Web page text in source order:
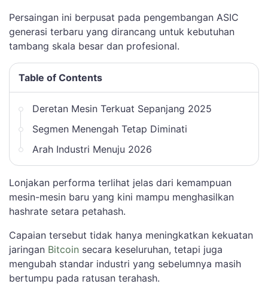
Persaingan ini berpusat pada pengembangan ASIC
generasi terbaru yang dirancang untuk kebutuhan
tambang skala besar dan profesional.
Table of Contents
Deretan Mesin Terkuat Sepanjang 2025
Segmen Menengah Tetap Diminati
Arah Industri Menuju 2026
Lonjakan performa terlihat jelas dari kemampuan
mesin-mesin baru yang kini mampu menghasilkan
hashrate setara petahash.
Capaian tersebut tidak hanya meningkatkan kekuatan
jaringan Bitcoin secara keseluruhan, tetapi juga
mengubah standar industri yang sebelumnya masih
bertumpu pada ratusan terahash.